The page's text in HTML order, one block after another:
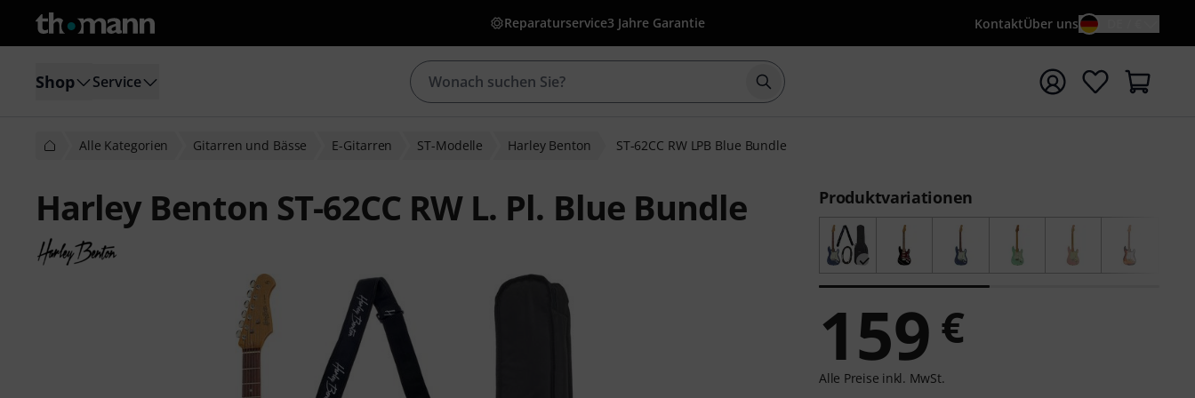
Reparaturservice3 Jahre Garantie KontaktÜber uns
Shop Service Suche mit Suchwort {searchTerm} starten
Alle Kategorien Gitarren und Bässe E-Gitarren ST-Modelle Harley Benton ST-62CC RW LPB Blue Bundle
Harley Benton ST-62CC RW L. Pl. Blue Bundle Produktvariationen
159 €
Alle Preise inkl. MwSt.